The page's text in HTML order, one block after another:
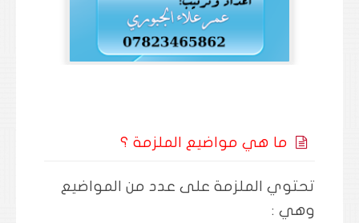
ما هي مواضيع الملزمة ؟
تحتوي الملزمة على عدد من المواضيع
وهي :